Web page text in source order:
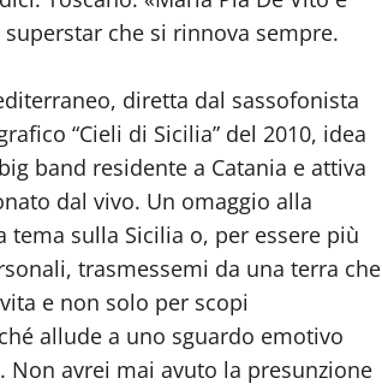
che si rinnova sempre.
diretta dal sassofonista
“Cieli di Sicilia” del 2010, idea
band residente a Catania e attiva
dal vivo. Un omaggio alla
tema sulla Sicilia o, per essere più
trasmessemi da una terra che
e non solo per scopi
allude a uno sguardo emotivo
Non avrei mai avuto la presunzione